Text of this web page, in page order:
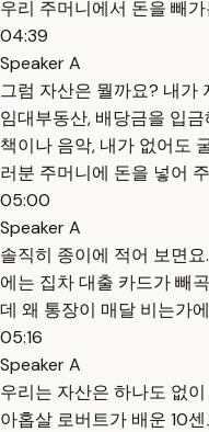
우리 주머니에서 돈을 빼
04:39
Speaker A
그럼 자산은 뭘까요? 내가
임대부동산, 배당금을 입
책이나 음악, 내가 없어도
러분 주머니에 돈을 넣어
05:00
Speaker A
솔직히 종이에 적어 보면
에는 집차 대출 카드가 빼
데 왜 통장이 매달 비는가
05:16
Speaker A
우리는 자산은 하나도 없
아홉살 로버트가 배운 10